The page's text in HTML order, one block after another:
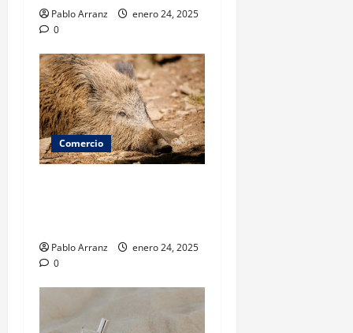
Pablo Arranz
enero 24, 2025
0
Comercio
Pablo Arranz
enero 24, 2025
0